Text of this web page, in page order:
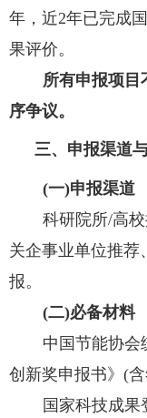
年，近2年已完成
果评价。
所有申报项
序争议。
三、申报渠道
(一)申报渠道
科研院所/高
关企事业单位推荐
报。
(二)必备材料
中国节能协会
创新奖申报书》 (
国家科技成